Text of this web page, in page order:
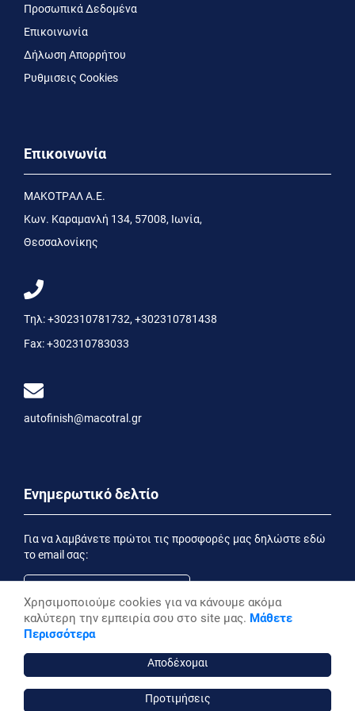
Προσωπικά Δεδομένα
Επικοινωνία
Δήλωση Απορρήτου
Ρυθμισεις Cookies
Επικοινωνία
MΑΚΟΤΡΑΛ Α.Ε.
Kων. Kαραμανλή 134, 57008, Ιωνία,
Θεσσαλονίκης
Τηλ:+302310781732, +302310781438
Fax:+302310783033
autofinish@macotral.gr
Ενημερωτικό δελτίο
Για να λαμβάνετε πρώτοι τις προσφορές μας δηλώστε εδώ
το email σας:
Εγγραφή
Έχοντας ενημερωθεί από την
επιθυμώ να λαμβάνω ενημερωτικά email
Powered by Stonewave
Χρησιμοποιούμε cookies για να κάνουμε ακόμα
καλύτερη την εμπειρία σου στο site μας. Μάθετε
Περισσότερα
Αποδέχομαι
Προτιμήσεις